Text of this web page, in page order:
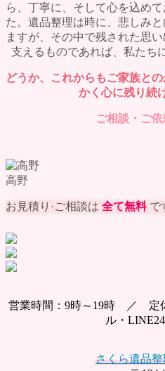
ら、丁寧に、そして心を込め
た。遺品整理は時に、悲しみ
ますが、その中で残された思
支えるものであれば、私たち
どうか、これからもご家族と
かく心に残り続
ご相談・ご
高野
お見積り·ご相談は 全て無料で
営業時間：9時～19時 ／
ル・
さくら遺品